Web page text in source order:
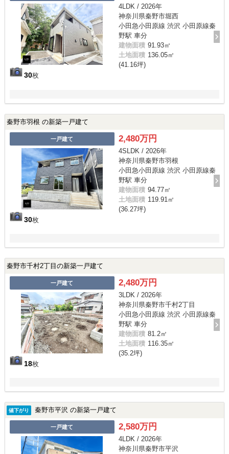
30枚
4LDK / 2026年
神奈川県秦野市堀西
小田急小田原線 渋沢 小田原線秦
野駅 車分
建物面積 91.93㎡
土地面積 136.05㎡
(41.16坪)
秦野市羽根 の新築一戸建て
一戸建て
30枚
2,480万円
4SLDK / 2026年
神奈川県秦野市羽根
小田急小田原線 渋沢 小田原線秦
野駅 車分
建物面積 94.77㎡
土地面積 119.91㎡
(36.27坪)
秦野市千村2丁目の新築一戸建て
一戸建て
18枚
2,480万円
3LDK / 2026年
神奈川県秦野市千村2丁目
小田急小田原線 渋沢 小田原線秦
野駅 車分
建物面積 81.2㎡
土地面積 116.35㎡
(35.2坪)
値下がり 秦野市平沢 の新築一戸建て
一戸建て 2,580万円
4LDK / 2026年
神奈川県秦野市平沢